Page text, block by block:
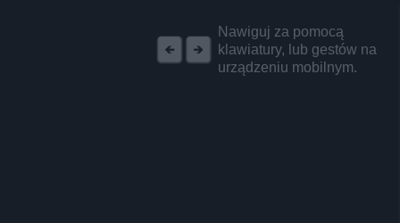
Nawiguj za pomocą
klawiatury, lub gestów na
urządzeniu mobilnym.